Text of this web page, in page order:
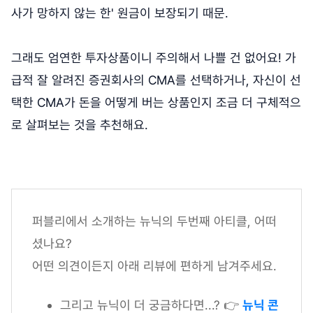
사가 망하지 않는 한' 원금이 보장되기 때문.
그래도 엄연한 투자상품이니 주의해서 나쁠 건 없어요! 가
급적 잘 알려진 증권회사의 CMA를 선택하거나, 자신이 선
택한 CMA가 돈을 어떻게 버는 상품인지 조금 더 구체적으
로 살펴보는 것을 추천해요.
퍼블리에서 소개하는 뉴닉의 두번째 아티클, 어떠
셨나요?
어떤 의견이든지 아래 리뷰에 편하게 남겨주세요.
그리고 뉴닉이 더 궁금하다면...? 👉 뉴닉 콘